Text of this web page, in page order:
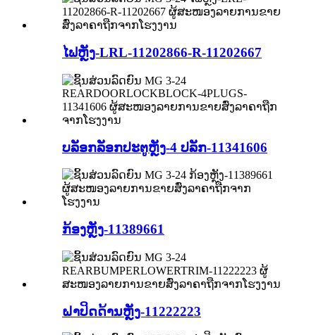
ໄຟຫຼັງ-LRL-11202866-R-11202667
ບລັອກລັອກປະຕູຫຼັງ-4 ປລັກ-11341606
ກ້ອງຫຼັງ-11389661
ຝາປິດດ້ານຫຼັງ-11222223